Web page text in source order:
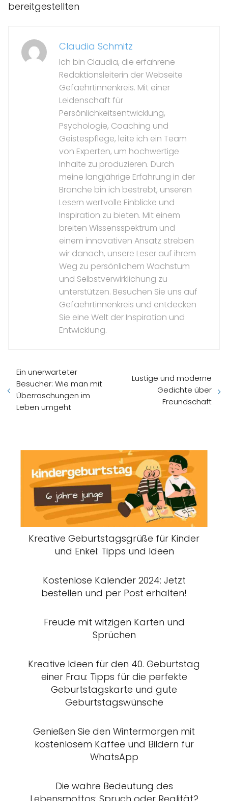
bereitgestellten
Claudia Schmitz
Ich bin Claudia, die erfahrene
Redaktionsleiterin der Webseite
Gefaehrtinnenkreis. Mit einer
Leidenschaft für
Persönlichkeitsentwicklung,
Psychologie, Coaching und
Geistespflege, leite ich ein Team
von Experten, um hochwertige
Inhalte zu produzieren. Durch
meine langjährige Erfahrung in der
Branche bin ich bestrebt, unseren
Lesern wertvolle Einblicke und
Inspiration zu bieten. Mit einem
breiten Wissensspektrum und
einem innovativen Ansatz streben
wir danach, unsere Leser auf ihrem
Weg zu persönlichem Wachstum
und Selbstverwirklichung zu
unterstützen. Besuchen Sie uns auf
Gefaehrtinnenkreis und entdecken
Sie eine Welt der Inspiration und
Entwicklung.
Ein unerwarteter
Besucher: Wie man mit
Überraschungen im
Leben umgeht
Lustige und moderne
Gedichte über
Freundschaft
Kreative Geburtstagsgrüße für Kinder
und Enkel: Tipps und Ideen
Kostenlose Kalender 2024: Jetzt
bestellen und per Post erhalten!
Freude mit witzigen Karten und
Sprüchen
Kreative Ideen für den 40. Geburtstag
einer Frau: Tipps für die perfekte
Geburtstagskarte und gute
Geburtstagswünsche
Genießen Sie den Wintermorgen mit
kostenlosem Kaffee und Bildern für
WhatsApp
Die wahre Bedeutung des